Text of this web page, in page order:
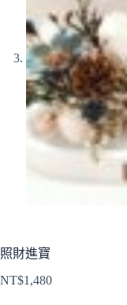
照財進寶
NT$1,480